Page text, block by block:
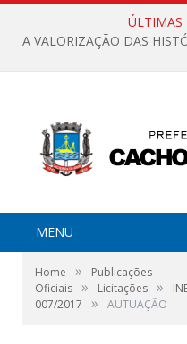
ÚLTIMAS
MENU
Home »
Publicações
Oficiais » Licitações »
007/2017
» AUTUAÇÃO